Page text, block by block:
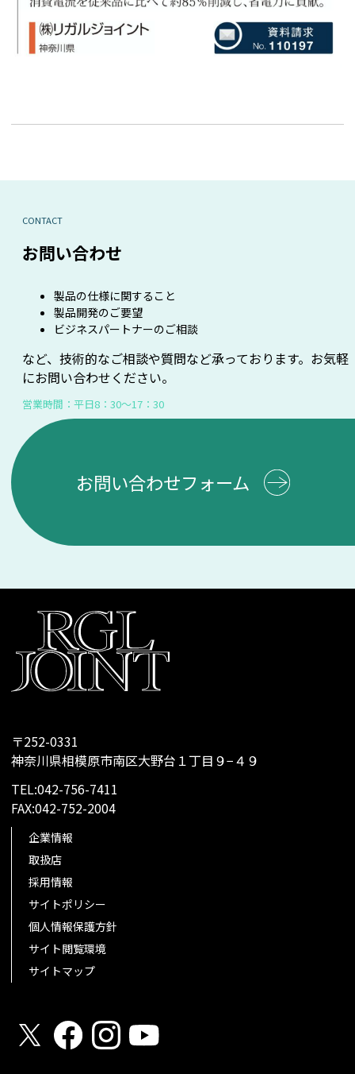
CONTACT
お問い合わせ
製品の仕様に関すること
製品開発のご要望
ビジネスパートナーのご相談
など、技術的なご相談や質問など承っております。お気軽
にお問い合わせください。
営業時間：平日8：30～17：30
お問い合わせフォーム
〒252-0331
神奈川県相模原市南区大野台１丁目９−４９
TEL:042-756-7411
FAX:042-752-2004
企業情報
取扱店
採用情報
サイトポリシー
個人情報保護方針
サイト閲覧環境
サイトマップ